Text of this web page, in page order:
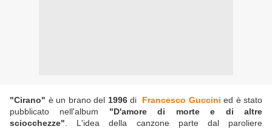
"Cirano" è un brano del 1996di Francesco Guccini ed è stato
pubblicato nell'album "D'amore di morte e di altre
sciocchezze" . L'idea della canzone parte dal paroliere